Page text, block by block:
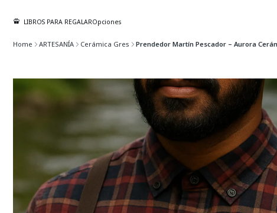
LIBROS PARA REGALAROpciones
Home ARTESANÍA Cerámica Gres Prendedor Martín Pescador – Aurora